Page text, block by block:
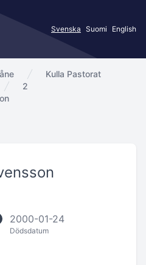
Svenska Suomi English
Kulla Pastorat
2
2000-01-24
Dödsdatum